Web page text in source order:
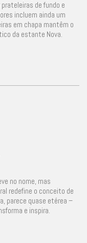
de fundo e
incluem ainda um
em chapa mantêm o
da estante Nova.
no nome, mas
redefine o conceito de
parece quase etérea –
e inspira.